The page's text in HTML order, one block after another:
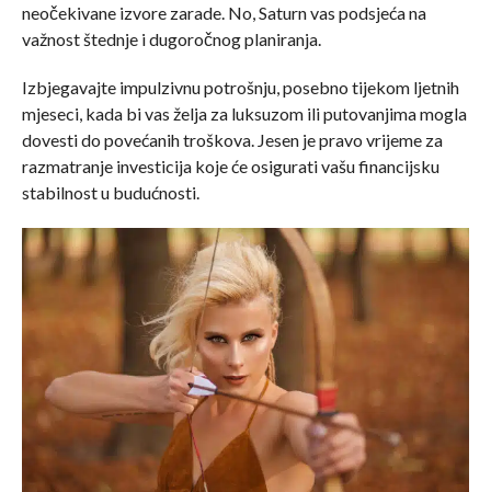
neočekivane izvore zarade. No, Saturn vas podsjeća na
važnost štednje i dugoročnog planiranja.
Izbjegavajte impulzivnu potrošnju, posebno tijekom ljetnih
mjeseci, kada bi vas želja za luksuzom ili putovanjima mogla
dovesti do povećanih troškova. Jesen je pravo vrijeme za
razmatranje investicija koje će osigurati vašu financijsku
stabilnost u budućnosti.